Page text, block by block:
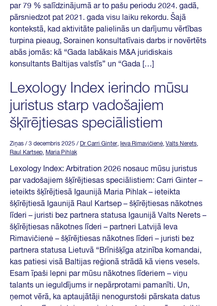
par 79 % salīdzinājumā ar to pašu periodu 2024. gadā,
pārsniedzot pat 2021. gada visu laiku rekordu. Šajā
kontekstā, kad aktivitāte palielinās un darījumu vērtības
turpina pieaug, Sorainen konsultatīvais darbs ir novērtēts
abās jomās: kā “Gada labākais M&A juridiskais
konsultants Baltijas valstīs” un “Gada […]
Lexology Index ierindo mūsu
juristus starp vadošajiem
šķīrējtiesas speciālistiem
Ziņas / 3 decembris 2025 / Dr Carri Ginter, Ieva Rimavičienė, Valts Nerets,
Raul Kartsep, Maria Pihlak
Lexology Index: Arbitration 2026 nosauc mūsu juristus
par vadošajiem šķīrējtiesas speciālistiem: Carri Ginter –
ieteikts šķīrējtiesā Igaunijā Maria Pihlak – ieteikta
šķīrējtiesā Igaunijā Raul Kartsep – šķīrējtiesas nākotnes
līderi – juristi bez partnera statusa Igaunijā Valts Nerets –
šķīrējtiesas nākotnes līderi – partneri Latvijā Ieva
Rimavičienė – šķīrējtiesas nākotnes līderi – juristi bez
partnera statusa Lietuvā “Brīnišķīga atzinība komandai,
kas patiesi visā Baltijas reģionā strādā kā viens vesels.
Esam īpaši lepni par mūsu nākotnes līderiem – viņu
talants un ieguldījums ir nepārprotami pamanīti. Un,
ņemot vērā, ka aptaujātāji nenogurstoši pārskata datus